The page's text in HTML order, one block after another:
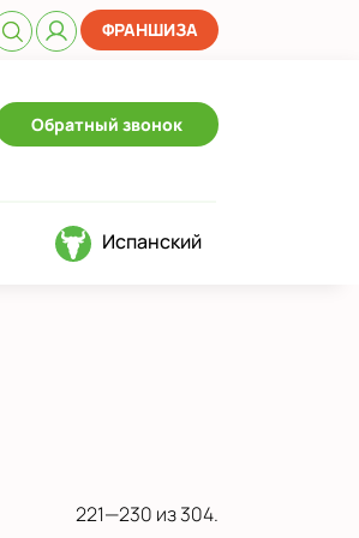
ФРАНШИЗА
Обратный звонок
Испанский
221—230 из 304.